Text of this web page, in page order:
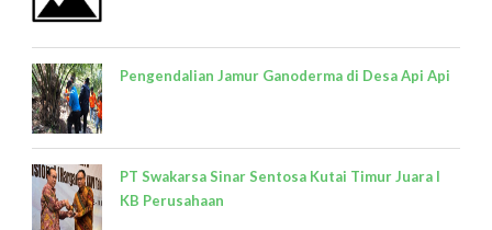
Pengendalian Jamur Ganoderma di Desa Api Api
PT Swakarsa Sinar Sentosa Kutai Timur Juara I
KB Perusahaan